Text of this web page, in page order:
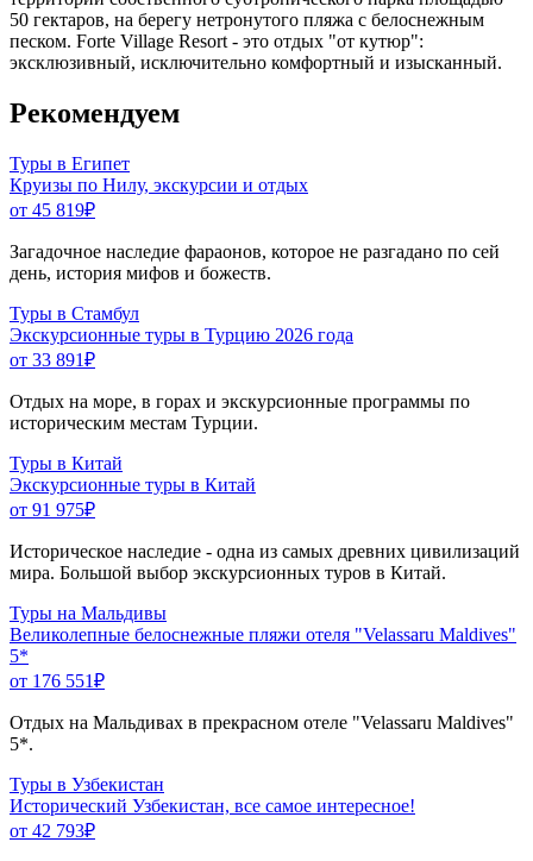
50 гектаров, на берегу нетронутого пляжа с белоснежным
песком. Forte Village Resort - это отдых "от кутюр":
эксклюзивный, исключительно комфортный и изысканный.
Рекомендуем
Туры в Египет
Круизы по Нилу, экскурсии и отдых
от 45 819₽
Загадочное наследие фараонов, которое не разгадано по сей
день, история мифов и божеств.
Туры в Стамбул
Экскурсионные туры в Турцию 2026 года
от 33 891₽
Отдых на море, в горах и экскурсионные программы по
историческим местам Турции.
Туры в Китай
Экскурсионные туры в Китай
от 91 975₽
Историческое наследие - одна из самых древних цивилизаций
мира. Большой выбор экскурсионных туров в Китай.
Туры на Мальдивы
Великолепные белоснежные пляжи отеля "Velassaru Maldives"
5*
от 176 551₽
Отдых на Мальдивах в прекрасном отеле "Velassaru Maldives"
5*.
Туры в Узбекистан
Исторический Узбекистан, все самое интересное!
от 42 793₽